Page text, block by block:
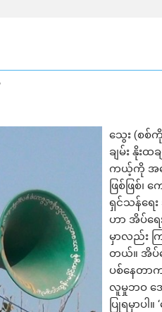
သွေး (စစ်ကို
ချမ်း နို
ကယ့်ကို အနှ
ဖြစ်ဖြစ်၊
ရှင်သန်ရ
ဟာ အိပ်ရ
မှာလည်း
တယ်။ အိပ်
ပစ်နေတာ
လူမှုဘဝ အ
ပြုရမှာပါ